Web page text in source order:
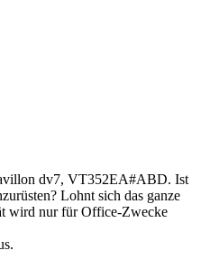
dv7, VT352EA#ABD. Ist
Lohnt sich das ganze
wird nur für Office-Zwecke